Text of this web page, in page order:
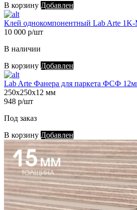
В корзину Добавлен
Клей однокомпонентный Lab Arte 1K-
10 000 р/шт
В наличии
В корзину Добавлен
Lab Arte Фанера для паркета ФСФ
250х250х12 мм
948 р/шт
Под заказ
В корзину Добавлен